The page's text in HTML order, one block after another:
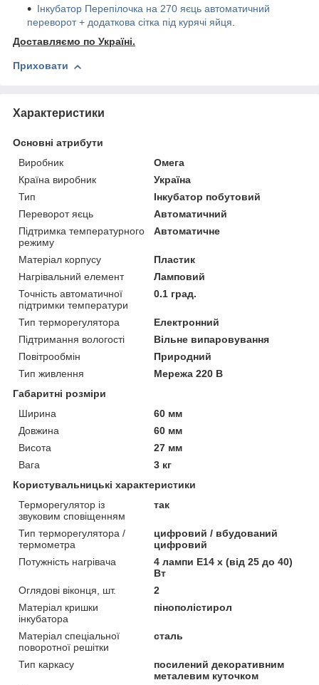
Інкубатор Перепілочка на 270 яєць автоматичний
переворот + додаткова сітка під курячі яйця.
Доставляємо по Україні.
Приховати
Характеристики
Основні атрибути
Виробник
Омега
Країна виробник
Україна
Тип
Інкубатор побутовий
Переворот яєць
Автоматичний
Підтримка температурного
режиму
Автоматичне
Матеріал корпусу
Пластик
Нагрівальний елемент
Ламповий
Точність автоматичної
підтримки температури
0.1 град.
Тип терморегулятора
Електронний
Підтримання вологості
Вільне випаровування
Повітрообмін
Природний
Тип живлення
Мережа 220 В
Габаритні розміри
Ширина
60 мм
Довжина
60 мм
Висота
27 мм
Вага
3 кг
Користувальницькі характеристики
Терморегулятор із
звуковим сповіщенням
так
Тип терморегулятора /
термометра
цифровий / вбудований
цифровий
Потужність нагрівача
4 лампи E14 х (від 25 до 40)
Вт
Оглядові віконця, шт.
2
Матеріал кришки
інкубатора
пінополістирол
Матеріал спеціальної
поворотної решітки
сталь
Тип каркасу
посилений декоративним
металевим куточком